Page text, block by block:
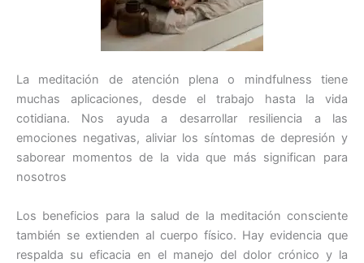
La meditación de atención plena o mindfulness tiene
muchas aplicaciones, desde el trabajo hasta la vida
cotidiana. Nos ayuda a desarrollar resiliencia a las
emociones negativas, aliviar los síntomas de depresión y
saborear momentos de la vida que más significan para
nosotros
Los beneficios para la salud de la meditación consciente
también se extienden al cuerpo físico. Hay evidencia que
respalda su eficacia en el manejo del dolor crónico y la